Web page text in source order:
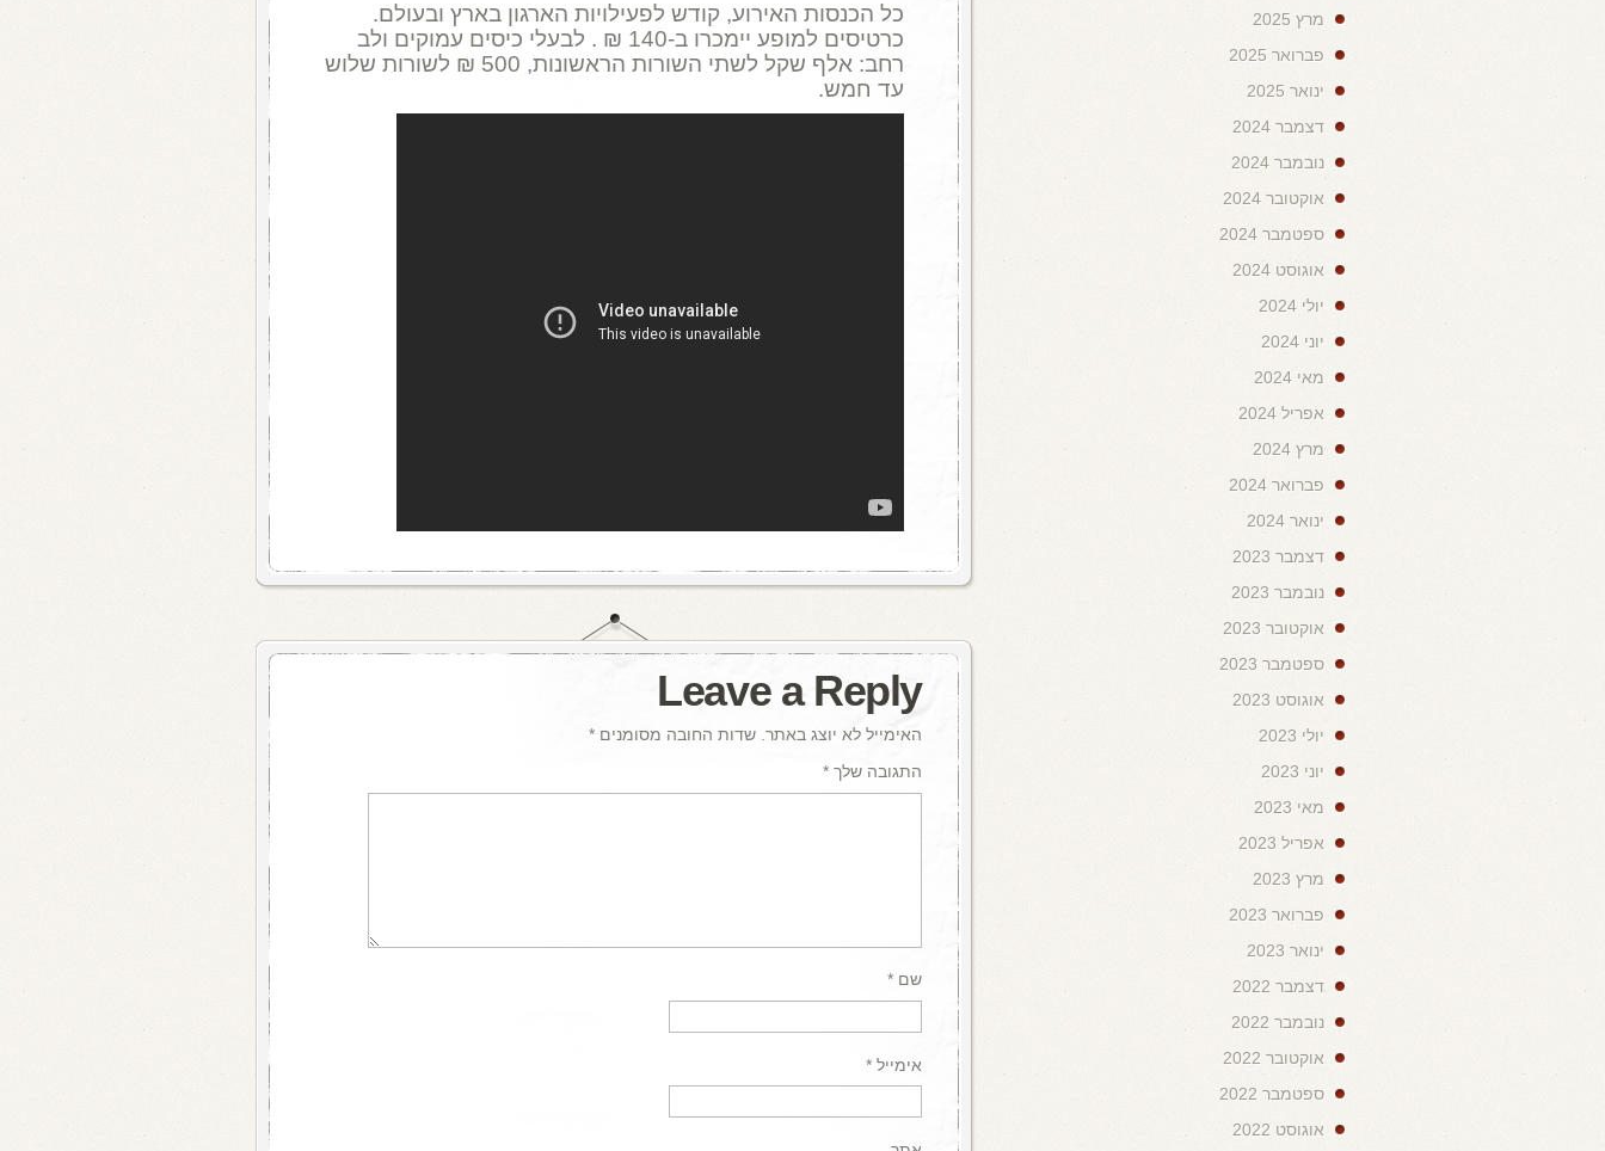
כל הכנסות האירוע, קודש לפעילויות הארגון בארץ ובעולם.
כרטיסים למופע יימכרו ב-140 ₪ . לבעלי כיסים עמוקים ולב
רחב: אלף שקל לשתי השורות הראשונות, 500 ₪ לשורות שלוש
עד חמש.
Leave a Reply
האימייל לא יוצג באתר. שדות החובה מסומנים *
התגובה שלך *
שם *
אימייל *
מרץ 2025
פברואר 2025
ינואר 2025
דצמבר 2024
נובמבר 2024
אוקטובר 2024
ספטמבר 2024
אוגוסט 2024
יולי 2024
יוני 2024
מאי 2024
אפריל 2024
מרץ 2024
פברואר 2024
ינואר 2024
דצמבר 2023
נובמבר 2023
אוקטובר 2023
ספטמבר 2023
אוגוסט 2023
יולי 2023
יוני 2023
מאי 2023
אפריל 2023
מרץ 2023
פברואר 2023
ינואר 2023
דצמבר 2022
נובמבר 2022
אוקטובר 2022
ספטמבר 2022
אוגוסט 2022